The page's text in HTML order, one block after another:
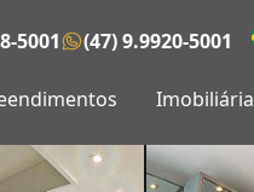
5001 (47) 9.9920-5001
Imobiliária